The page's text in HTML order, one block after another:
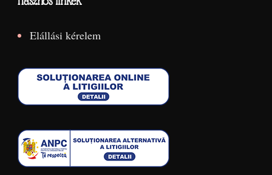
Elállási kérelem